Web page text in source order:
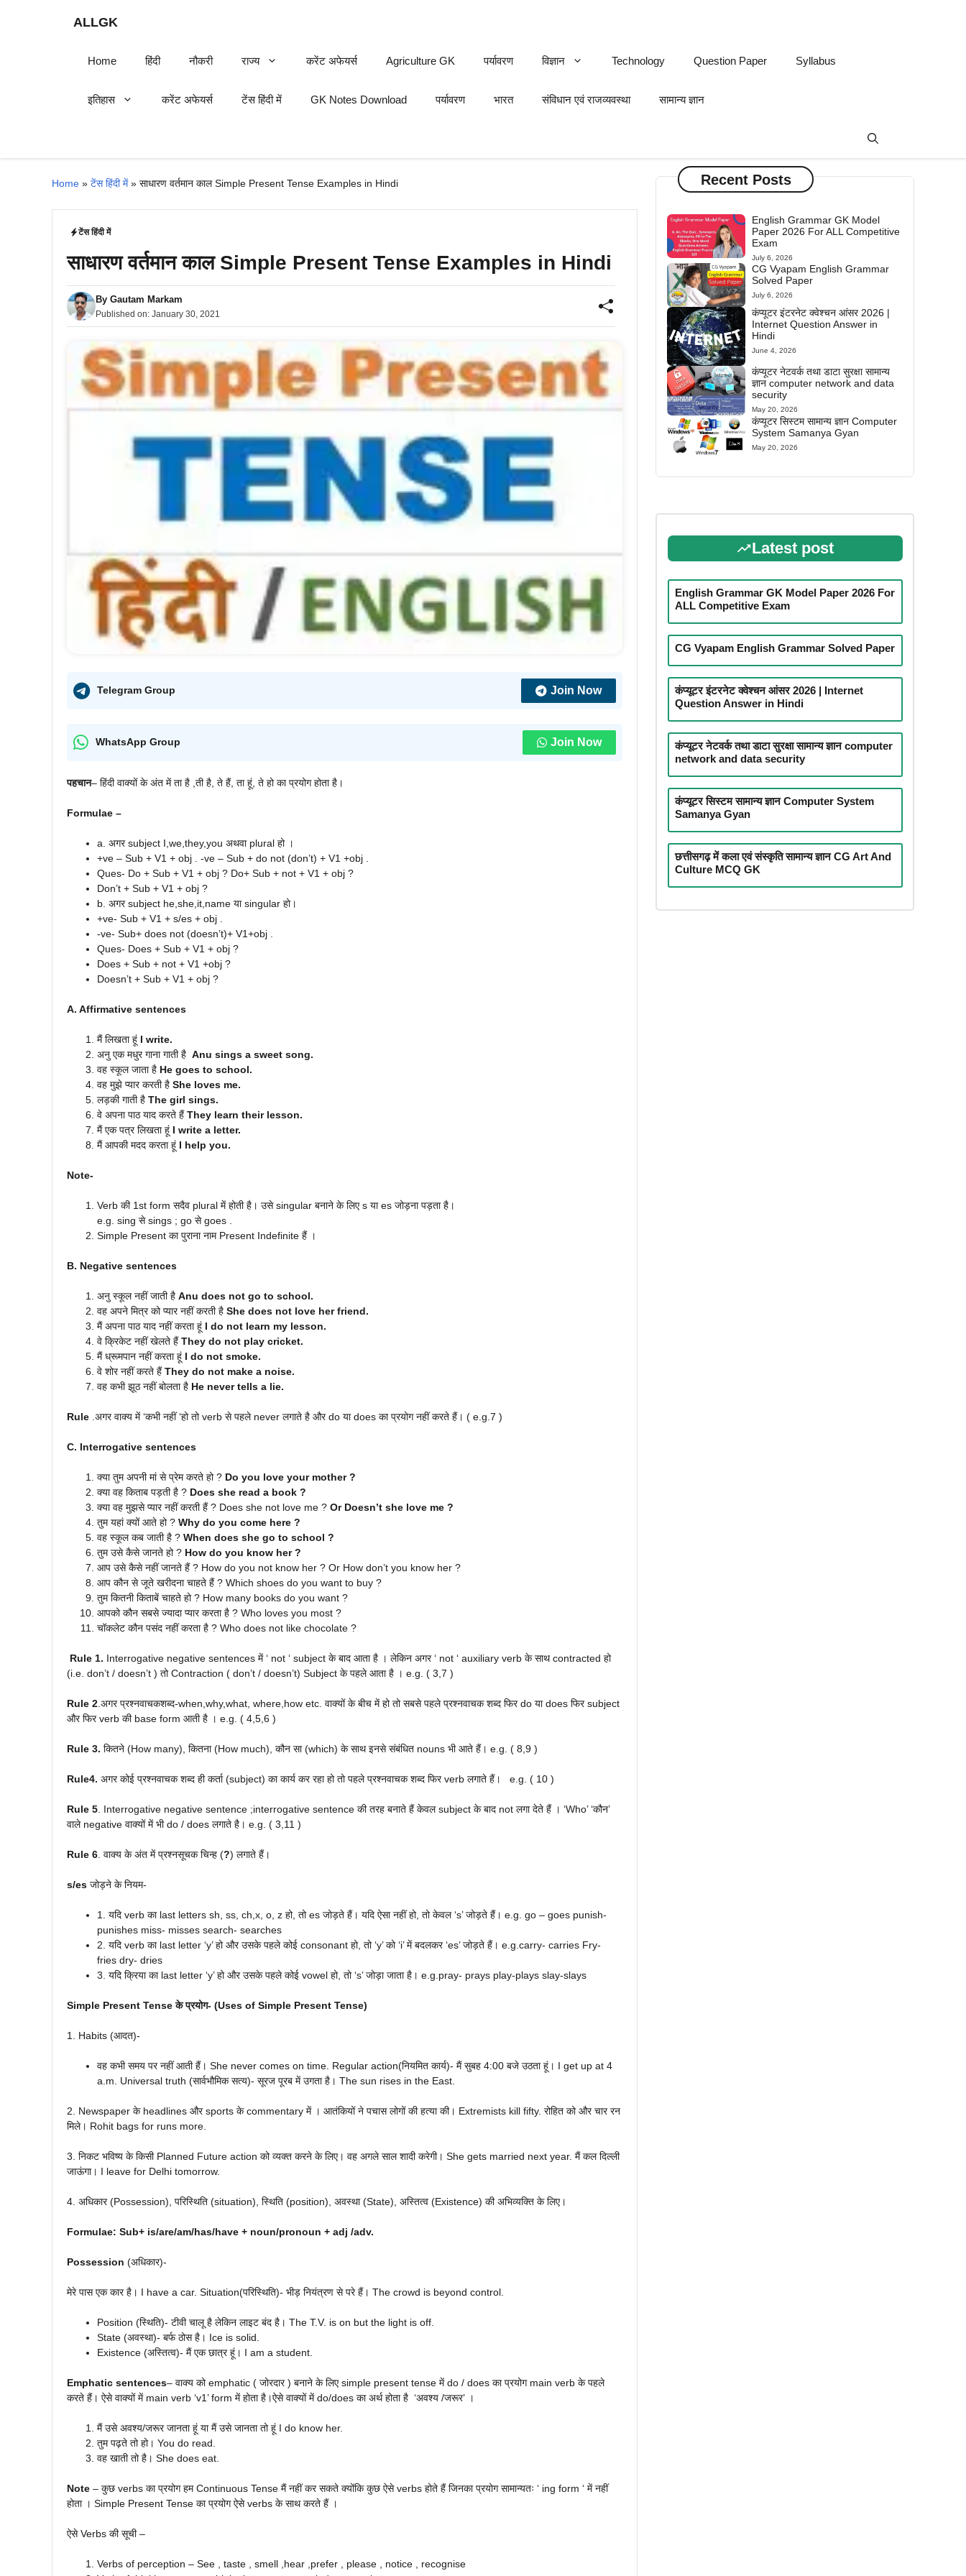
ALLGK
Home हिंदी नौकरी राज्य करेंट अफेयर्स Agriculture GK पर्यावरण विज्ञान Technology Question Paper Syllabus
इतिहास करेंट अफेयर्स टेंस हिंदी में GK Notes Download पर्यावरण भारत संविधान एवं राजव्यवस्था सामान्य ज्ञान
Home » टेंस हिंदी में» साधारण वर्तमान काल Simple Present Tense Examples in Hindi
टेंस हिंदी में
साधारण वर्तमान काल Simple Present Tense Examples in Hindi
By Gautam Markam
Published on: January 30, 2021
Telegram Group Join Now
WhatsApp Group Join Now
पहचान– हिंदी वाक्यों के अंत में ता है ,ती है, ते हैं, ता हूं, ते हो का प्रयोग होता है।
Formulae –
a. अगर subject I,we,they,you अथवा plural हो ।
+ve – Sub + V1 + obj . -ve – Sub + do not (don’t) + V1 +obj .
Ques- Do + Sub + V1 + obj ? Do+ Sub + not + V1 + obj ?
Don’t + Sub + V1 + obj ?
b. अगर subject he,she,it,name या singular हो।
+ve- Sub + V1 + s/es + obj .
-ve- Sub+ does not (doesn’t)+ V1+obj .
Ques- Does + Sub + V1 + obj ?
Does + Sub + not + V1 +obj ?
Doesn’t + Sub + V1 + obj ?
A. Affirmative sentences
मैं लिखता हूं I write.
अनु एक मधुर गाना गाती है Anu sings a sweet song.
वह स्कूल जाता है He goes to school.
वह मुझे प्यार करती है She loves me.
लड़की गाती है The girl sings.
वे अपना पाठ याद करते हैंThey learn their lesson.
मैं एक पत्र लिखता हूं I write a letter.
मैं आपकी मदद करता हूं I help you.
Note-
Verb की 1st form सदैव plural में होती है। उसे singular बनाने के लिए s या es जोड़ना पड़ता है।
e.g. sing से sings ; go से goes .
Simple Present का पुराना नाम Present Indefinite हैं ।
B. Negative sentences
अनु स्कूल नहीं जाती है Anu does not go to school.
वह अपने मित्र को प्यार नहीं करती है She does not love her friend.
मैं अपना पाठ याद नहीं करता हूं I do not learn my lesson.
वे क्रिकेट नहीं खेलते हैंThey do not play cricket.
मैं ध्रूमपान नहीं करता हूं I do not smoke.
वे शोर नहीं करते हैंThey do not make a noise.
वह कभी झूठ नहीं बोलता है He never tells a lie.
Rule .अगर वाक्य में ‘कभी नहीं ‘हो तो verb से पहले never लगाते है और do या does का प्रयोग नहीं करते हैं। ( e.g.7 )
C. Interrogative sentences
क्या तुम अपनी मां से प्रेम करते हो ? Do you love your mother ?
क्या वह किताब पड़ती है ? Does she read a book ?
क्या वह मुझसे प्यार नहीं करती हैं ? Does she not love me ? Or Doesn’t she love me ?
तुम यहां क्यों आते हो ? Why do you come here ?
वह स्कूल कब जाती है ? When does she go to school ?
तुम उसे कैसे जानते हो ? How do you know her ?
आप उसे कैसे नहीं जानते हैं ? How do you not know her ? Or How don’t you know her ?
आप कौन से जूते खरीदना चाहते हैं ? Which shoes do you want to buy ?
तुम कितनी किताबें चाहते हो ? How many books do you want ?
आपको कौन सबसे ज्यादा प्यार करता है ? Who loves you most ?
चॉकलेट कौन पसंद नहीं करता है ? Who does not like chocolate ?
Rule 1. Interrogative negative sentences में ‘ not ‘ subject के बाद आता है । लेकिन अगर ‘ not ‘ auxiliary verb के साथ contracted हो
(i.e. don’t / doesn’t ) तो Contraction ( don’t / doesn’t) Subject के पहले आता है । e.g. ( 3,7 )
Rule 2 .अगर प्रश्नवाचकशब्द-when,why,what, where,how etc. वाक्यों के बीच में हो तो सबसे पहले प्रश्नवाचक शब्द फिर do या does फिर subject
और फिर verb की base form आती है । e.g. ( 4,5,6 )
Rule 3. कितने (How many), कितना (How much), कौन सा (which) के साथ इनसे संबंधित nouns भी आते हैं। e.g. ( 8,9 )
Rule4. अगर कोई प्रश्नवाचक शब्द ही कर्ता (subject) का कार्य कर रहा हो तो पहले प्रश्नवाचक शब्द फिर verb लगाते हैं। e.g. ( 10 )
Rule 5 . Interrogative negative sentence ;interrogative sentence की तरह बनाते हैं केवल subject के बाद not लगा देते हैं । ‘Who’ ‘कौन’
वाले negative वाक्यों में भी do / does लगाते है। e.g. ( 3,11 )
Rule 6 . वाक्य के अंत में प्रश्नसूचक चिन्ह (?) लगाते हैं।
s/es जोड़ने के नियम-
1. यदि verb का last letters sh, ss, ch,x, o, z हो, तो es जोड़ते हैं। यदि ऐसा नहीं हो, तो केवल ‘s’ जोड़ते हैं। e.g. go – goes punish-
punishes miss- misses search- searches
2. यदि verb का last letter ‘y’ हो और उसके पहले कोई consonant हो, तो ‘y’ को ‘i’ में बदलकर ‘es’ जोड़ते हैं। e.g.carry- carries Fry-
fries dry- dries
3. यदि क्रिया का last letter ‘y’ हो और उसके पहले कोई vowel हो, तो ‘s’ जोड़ा जाता है। e.g.pray- prays play-plays slay-slays
Simple Present Tense के प्रयोग- (Uses of Simple Present Tense)
1. Habits (आदत)-
वह कभी समय पर नहीं आती हैं। She never comes on time. Regular action(नियमित कार्य)- मैं सुबह 4:00 बजे उठता हूं। I get up at 4
a.m. Universal truth (सार्वभौमिक सत्य)- सूरज पूरब में उगता है। The sun rises in the East.
2. Newspaper के headlines और sports के commentary में । आतंकियों ने पचास लोगों की हत्या की। Extremists kill fifty. रोहित को और चार रन
मिले। Rohit bags for runs more.
3. निकट भविष्य के किसी Planned Future action को व्यक्त करने के लिए। वह अगले साल शादी करेगी। She gets married next year. मैं कल दिल्ली
जाऊंगा। I leave for Delhi tomorrow.
4. अधिकार (Possession), परिस्थिति (situation), स्थिति (position), अवस्था (State), अस्तित्व (Existence) की अभिव्यक्ति के लिए।
Formulae: Sub+ is/are/am/has/have + noun/pronoun + adj /adv.
Possession (अधिकार)-
मेरे पास एक कार है। I have a car. Situation(परिस्थिति)- भीड़ नियंत्रण से परे हैं। The crowd is beyond control.
Position (स्थिति)- टीवी चालू है लेकिन लाइट बंद है। The T.V. is on but the light is off.
State (अवस्था)- बर्फ ठोस है। Ice is solid.
Existence (अस्तित्व)- मैं एक छात्र हूं। I am a student.
Emphatic sentences– वाक्य को emphatic ( जोरदार ) बनाने के लिए simple present tense में do / does का प्रयोग main verb के पहले
करते हैं। ऐसे वाक्यों में main verb ‘v1’ form में होता है।ऐसे वाक्यों में do/does का अर्थ होता है ‘अवश्य /जरूर’ ।
मैं उसे अवश्य/जरूर जानता हूं या मैं उसे जानता तो हूं I do know her.
तुम पढ़ते तो हो। You do read.
वह खाती तो है। She does eat.
Note – कुछ verbs का प्रयोग हम Continuous Tense मैं नहीं कर सकते क्योंकि कुछ ऐसे verbs होते हैं जिनका प्रयोग सामान्यतः ‘ ing form ‘ में नहीं
होता । Simple Present Tense का प्रयोग ऐसे verbs के साथ करते हैं ।
ऐसे Verbs की सूची –
Verbs of perception – See , taste , smell ,hear ,prefer , please , notice , recognise
Recent Posts
English Grammar GK Model
Paper 2026 For ALL Competitive
Exam
July 6, 2026
CG Vyapam English Grammar
Solved Paper
July 6, 2026
कंप्यूटर इंटरनेट क्वेश्चन आंसर 2026 |
Internet Question Answer in
Hindi
June 4, 2026
कंप्यूटर नेटवर्क तथा डाटा सुरक्षा सामान्य
ज्ञान computer network and data
security
May 20, 2026
कंप्यूटर सिस्टम सामान्य ज्ञान Computer
System Samanya Gyan
May 20, 2026
Latest post
English Grammar GK Model Paper 2026 For
ALL Competitive Exam
CG Vyapam English Grammar Solved Paper
कंप्यूटर इंटरनेट क्वेश्चन आंसर 2026 | Internet
Question Answer in Hindi
कंप्यूटर नेटवर्क तथा डाटा सुरक्षा सामान्य ज्ञान computer
network and data security
कंप्यूटर सिस्टम सामान्य ज्ञान Computer System
Samanya Gyan
छत्तीसगढ़ में कला एवं संस्कृति सामान्य ज्ञान CG Art And
Culture MCQ GK